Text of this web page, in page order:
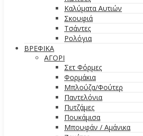
Καλύματα Αυτιών
Σκουφιά
Τσάντες
Ρολόγια
ΒΡΕΦΙΚΑ
ΑΓΟΡΙ
Σετ Φόρμες
Φορμάκια
Μπλούζα/Φούτερ
Παντελόνια
Πυτζάμες
Πουκάμισα
Μπουφάν / Αμάνικα